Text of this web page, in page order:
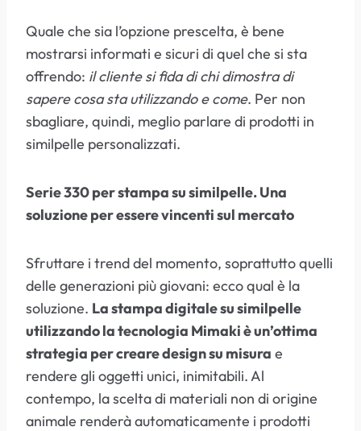
Quale che sia l’opzione prescelta, è bene
mostrarsi informati e sicuri di quel che si sta
offrendo: il cliente si fida di chi dimostra di
sapere cosa sta utilizzando e come. Per non
sbagliare, quindi, meglio parlare di prodotti in
similpelle personalizzati.
Serie 330 per stampa su similpelle. Una
soluzione per essere vincenti sul mercato
Sfruttare i trend del momento, soprattutto quelli
delle generazioni più giovani: ecco qual è la
soluzione. La stampa digitale su similpelle
utilizzando la tecnologia Mimaki è un’ottima
strategia per creare design su misura e
rendere gli oggetti unici, inimitabili. Al
contempo, la scelta di materiali non di origine
animale renderà automaticamente i prodotti